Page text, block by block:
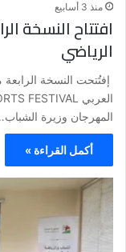
منذ 3 أسابيع
الرياضي
إفتُتحت النسخة الرابعة
المهرجان وزيرة
أكمل القراءة »